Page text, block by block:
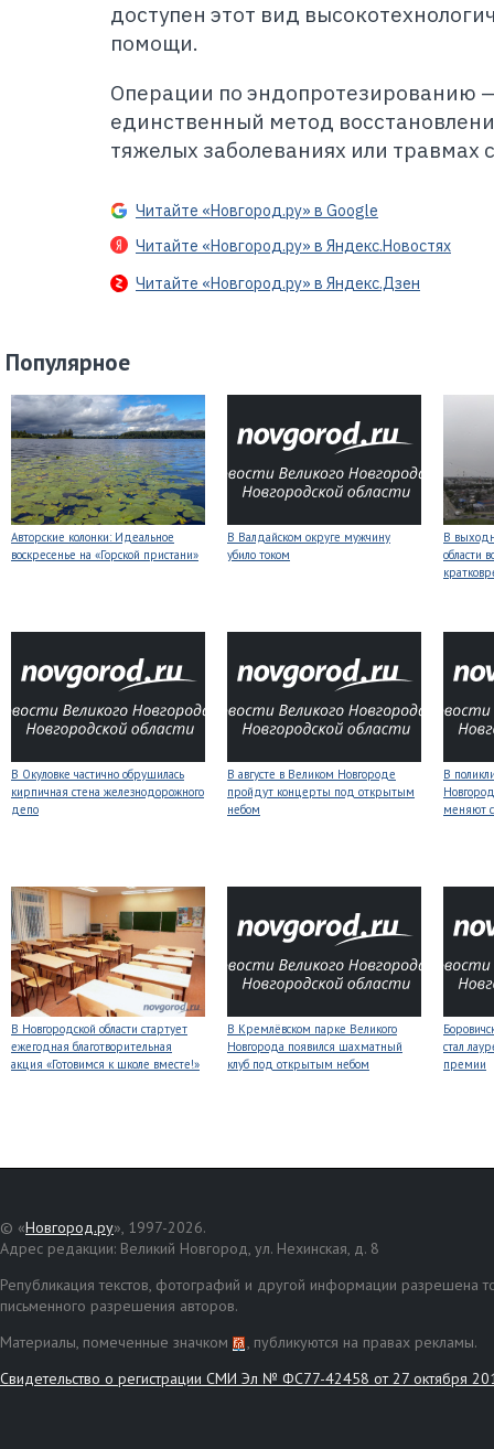
доступен этот вид
помощи.
Операции по эндопротезированию
единственный метод
тяжелых заболеваниях или травмах
Читайте «Новгород.ру» в Google
Читайте «Новгород.ру» в Яндекс.Новостях
Читайте «Новгород.ру» в Яндекс.Дзен
Популярное
Авторские колонки: Идеальное
воскресенье на «Горской пристани»
В Валдайском округе мужчину
убило током
В
области
В Окуловке частично обрушилась
кирпичная стена железнодорожного
депо
В августе в Великом Новгороде
пройдут концерты под открытым
небом
В
меняют
В Новгородской области стартует
ежегодная благотворительная
акция «Готовимся к школе вместе!»
В Кремлёвском парке Великого
Новгорода появился шахматный
клуб под открытым небом
стал
премии
© «Новгород.ру», 1997-2026.
Адрес редакции: Великий Новгород, ул. Нехинская, д. 8
Републикация текстов, фотографий и другой информации разрешена
письменного разрешения авторов.
Материалы, помеченные значком
, публикуются на правах рекламы.
Свидетельство о регистрации СМИ Эл № ФС77-42458 от 27 октября